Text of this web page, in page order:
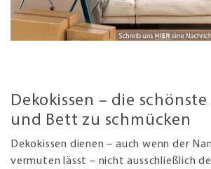
Dekokissen – die
und Bett zu schmücken
Dekokissen dienen – auch wenn der
vermuten lässt – nicht ausschließlich